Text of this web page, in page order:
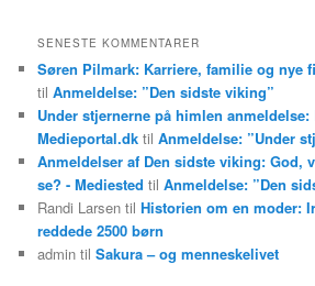
SENESTE KOMMENTARER
Søren Pilmark: Karriere, familie og nye
tilAnmeldelse: ”Den sidste viking”
Under stjernerne på himlen
Medieportal.dk tilAnmeldelse: ”Under
Anmeldelser af Den sidste viking: God,
se? - Mediested tilAnmeldelse: ”Den
Randi Larsen tilHistorien om en moder:
reddede 2500 børn
admin tilSakura – og menneskelivet